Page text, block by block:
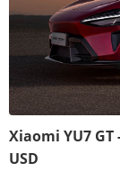
Xiaomi YU7
USD